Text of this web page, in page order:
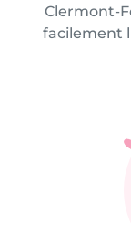
Clermont-
facilement